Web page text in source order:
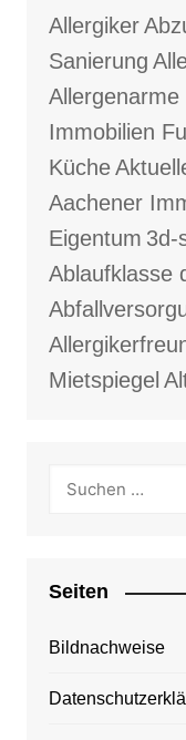
Allergiker
Sanierung
Allergenarme
Immobilien
Küche
Aachener
Eigentum 3d-
Ablaufklasse
Mietspiegel
Seiten
Bildnachweise